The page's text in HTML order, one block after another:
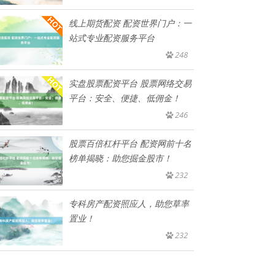
线上期货配资 配资世界门户：一
站式专业配资服务平台
248
实盘股票配资平台 股票网络交易
平台：安全、便捷、低佣金！
246
股票百倍杠杆平台 配资网前十名
榜单揭晓：助您掘金股市！
232
专科房产配资照应人，助您草率
置业！
232